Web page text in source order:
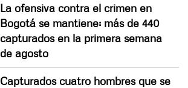
La ofensiva contra el crimen en
Bogotá se mantiene: más de 440
capturados en la primera semana
de agosto
Capturados cuatro hombres que se